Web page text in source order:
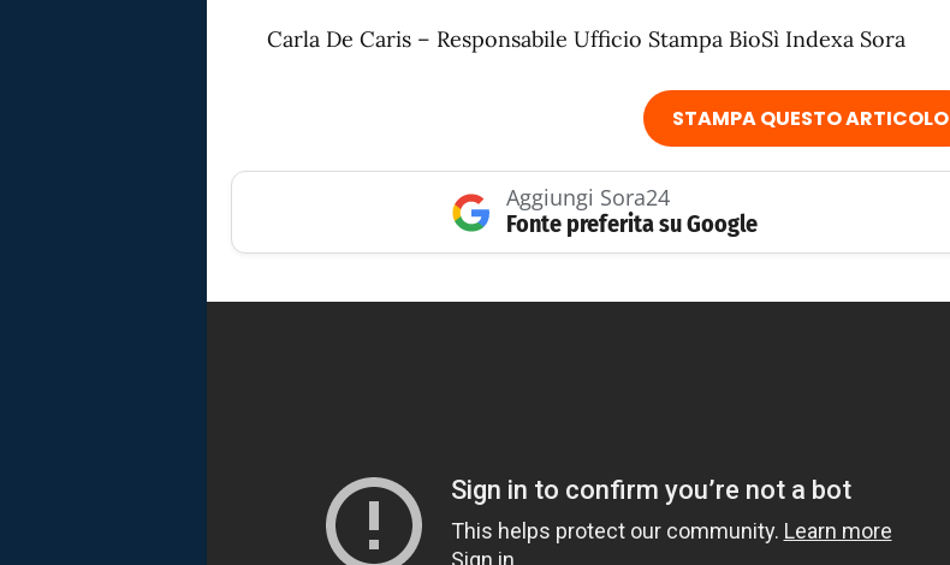
Carla De Caris – Responsabile Ufficio Stampa BioSì Indexa Sora
STAMPA QUESTO ARTICOLO
Aggiungi Sora24
Fonte preferita su Google